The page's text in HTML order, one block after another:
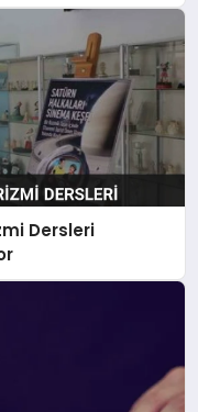
Dersleri